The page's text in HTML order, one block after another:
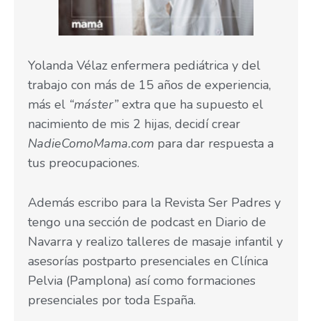
Yolanda Vélaz enfermera pediátrica y del
trabajo con más de 15 años de experiencia,
más el “máster” extra que ha supuesto el
nacimiento de mis 2 hijas, decidí crear
NadieComoMama.com para dar respuesta a
tus preocupaciones.
Además escribo para la Revista Ser Padres y
tengo una sección de podcast en Diario de
Navarra y realizo talleres de masaje infantil y
asesorías postparto presenciales en Clínica
Pelvia (Pamplona) así como formaciones
presenciales por toda España.